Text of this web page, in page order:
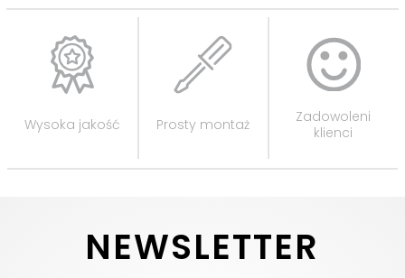
Wysoka jakość Prosty montaż
Zadowoleni
klienci
NEWSLETTER